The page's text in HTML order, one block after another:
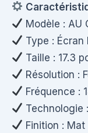
Modèle : AU
Type :
Taille : 17.3
Résolution :
Fréquence :
Technologie
Finition : Mat